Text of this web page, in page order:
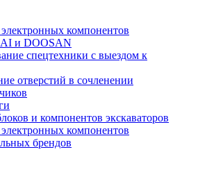
компонентов
и DOOSAN
спецтехники с выездом к
отверстий в сочленении
и компонентов экскаваторов
компонентов
брендов